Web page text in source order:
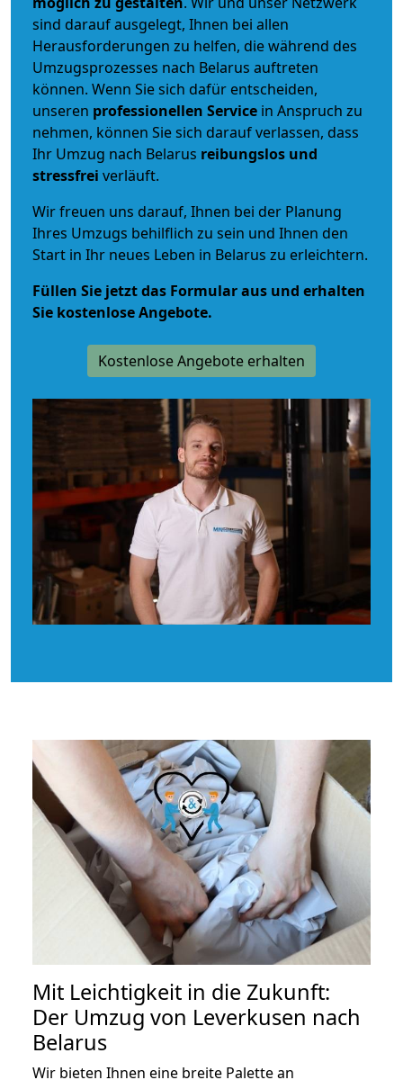
sind darauf ausgelegt, Ihnen bei allen
Herausforderungen zu helfen, die während des
Umzugsprozesses nach Belarus auftreten
können. Wenn Sie sich dafür entscheiden,
unseren professionellen Service in Anspruch zu
nehmen, können Sie sich darauf verlassen, dass
Ihr Umzug nach Belarus reibungslos und
stressfrei verläuft.
Wir freuen uns darauf, Ihnen bei der Planung
Ihres Umzugs behilflich zu sein und Ihnen den
Start in Ihr neues Leben in Belarus zu erleichtern.
Füllen Sie jetzt das Formular aus und erhalten
Sie kostenlose Angebote.
Kostenlose Angebote erhalten
Mit Leichtigkeit in die Zukunft:
Der Umzug von Leverkusen nach
Belarus
Wir bieten Ihnen eine breite Palette an